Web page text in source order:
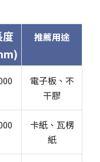
度
推薦用途
電子板、不
干膠
卡紙、瓦楞
紙